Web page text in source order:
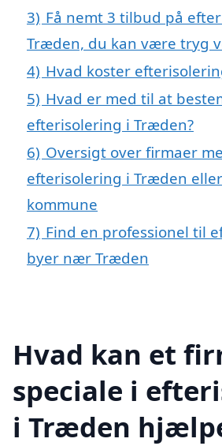
3) Få nemt 3 tilbud på
Træden, du kan være tryg
4) Hvad koster
5) Hvad er med til at
efterisolering i Træden?
6) Oversigt over firmaer
efterisolering i Træden
kommune
7) Find en professionel til
byer nær Træden
Hvad kan et
speciale i
i Træden